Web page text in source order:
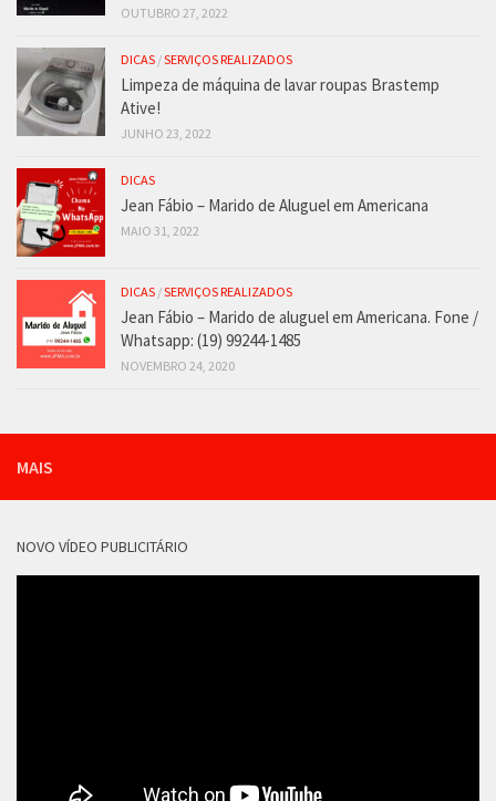
OUTUBRO 27, 2022
DICAS /SERVIÇOS REALIZADOS
Limpeza de máquina de lavar roupas Brastemp
Ative!
JUNHO 23, 2022
DICAS
Jean Fábio – Marido de Aluguel em Americana
MAIO 31, 2022
DICAS /SERVIÇOS REALIZADOS
Jean Fábio – Marido de aluguel em Americana. Fone /
Whatsapp: (19) 99244-1485
NOVEMBRO 24, 2020
MAIS
NOVO VÍDEO PUBLICITÁRIO